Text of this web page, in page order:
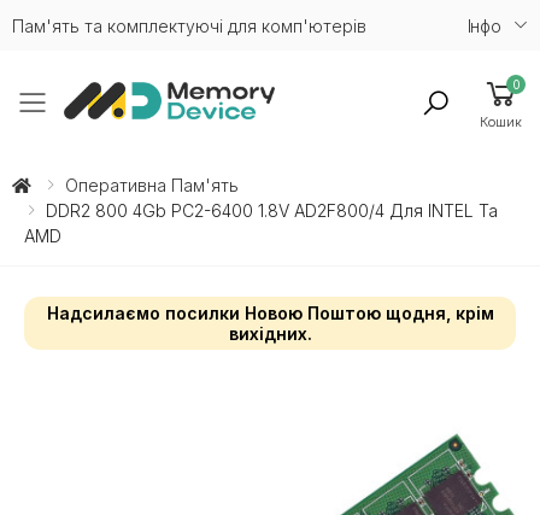
Пам'ять та комплектуючі для комп'ютерів Iнфо
Toggle mobile menu
0
Кошик
Оперативна Пам'ять
DDR2 800 4Gb PC2-6400 1.8V AD2F800/4 Для INTEL Та
AMD
Надсилаємо посилки Новою Поштою щодня, крім
вихідних.